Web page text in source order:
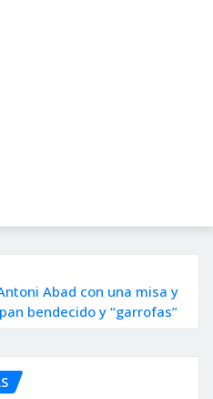
Abad con una misa y
bendecido y “garrofas”